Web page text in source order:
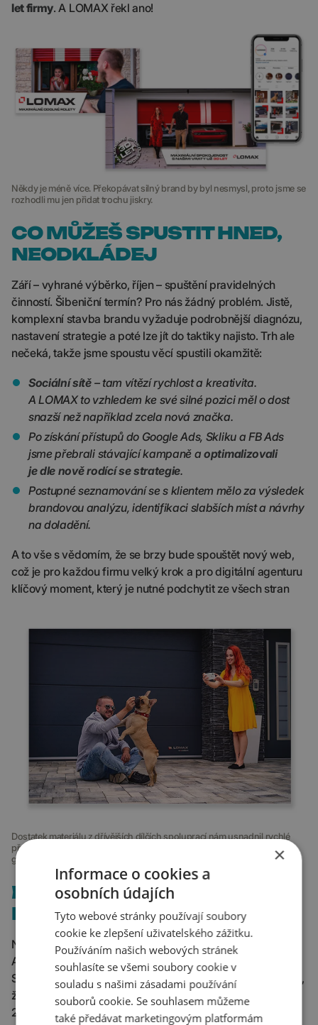
let firmy. A LOMAX řekl ano!
Někdy je méně více. Překopávat silný brand by byl nesmysl, proto jsme se
rozhodli mu jen přidat trochu jiskry.
CO MŮŽEŠ SPUSTIT HNED,
NEODKLÁDEJ
Září – vyhrané výběrko, říjen – spuštění pravidelných
činností. Šibeniční termín? Pro nás žádný problém. Jistě,
komplexní stavba brandu vyžaduje podrobnější diagnózu,
nastavení strategie a poté lze jít do taktiky najisto. Trh ale
nečeká, takže jsme spoustu věcí spustili okamžitě:
Sociální sítě– tam vítězí rychlost a kreativita.
A LOMAX to vzhledem ke své silné pozici měl o dost
snazší než například zcela nová značka.
Po získání přístupů do Google Ads, Skliku a FB Ads
jsme přebrali stávající kampaně aoptimalizovali
je dle nově rodící se strategie.
Postupné seznamování se s klientem mělo za výsledek
brandovou analýzu, identifikaci slabších míst a návrhy
na doladění.
A to vše s vědomím, že se brzy bude spouštět nový web,
což je pro každou firmu velký krok a pro digitální agenturu
klíčový moment, který je nutné podchytit ze všech stran
Dostatek materiálu z dřívějších dílčích spoluprací nám usnadnil rychlé
přebrání základních marketingových kanálů. A jak dostat emoce ke
garážovým vratům? Třeba takhle.
BRAND: VÝROČÍ
I POSTUPNÝ ROZVOJ
Na rovinu, výrobky LOMAX nejsou úplně pro každého.
A co rozhoduje v takovém segmentu více, než kde jinde?
Správně, silný brand! Už od výběrového řízení jsme věděli,
že výročí 30 let od založení bude stěžejním tématem roku
2022. Proto jsme navrhli a napsali mimo jiné rádiové spoty
×
Informace o cookies a
osobních údajích
Tyto webové stránky používají soubory
cookie ke zlepšení uživatelského zážitku.
Používáním našich webových stránek
souhlasíte se všemi soubory cookie v
souladu s našimi zásadami používání
souborů cookie. Se souhlasem můžeme
také předávat marketingovým platformám